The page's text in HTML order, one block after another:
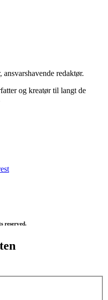
ansvarshavende redaktør.
og kreatør til langt de
reserved.